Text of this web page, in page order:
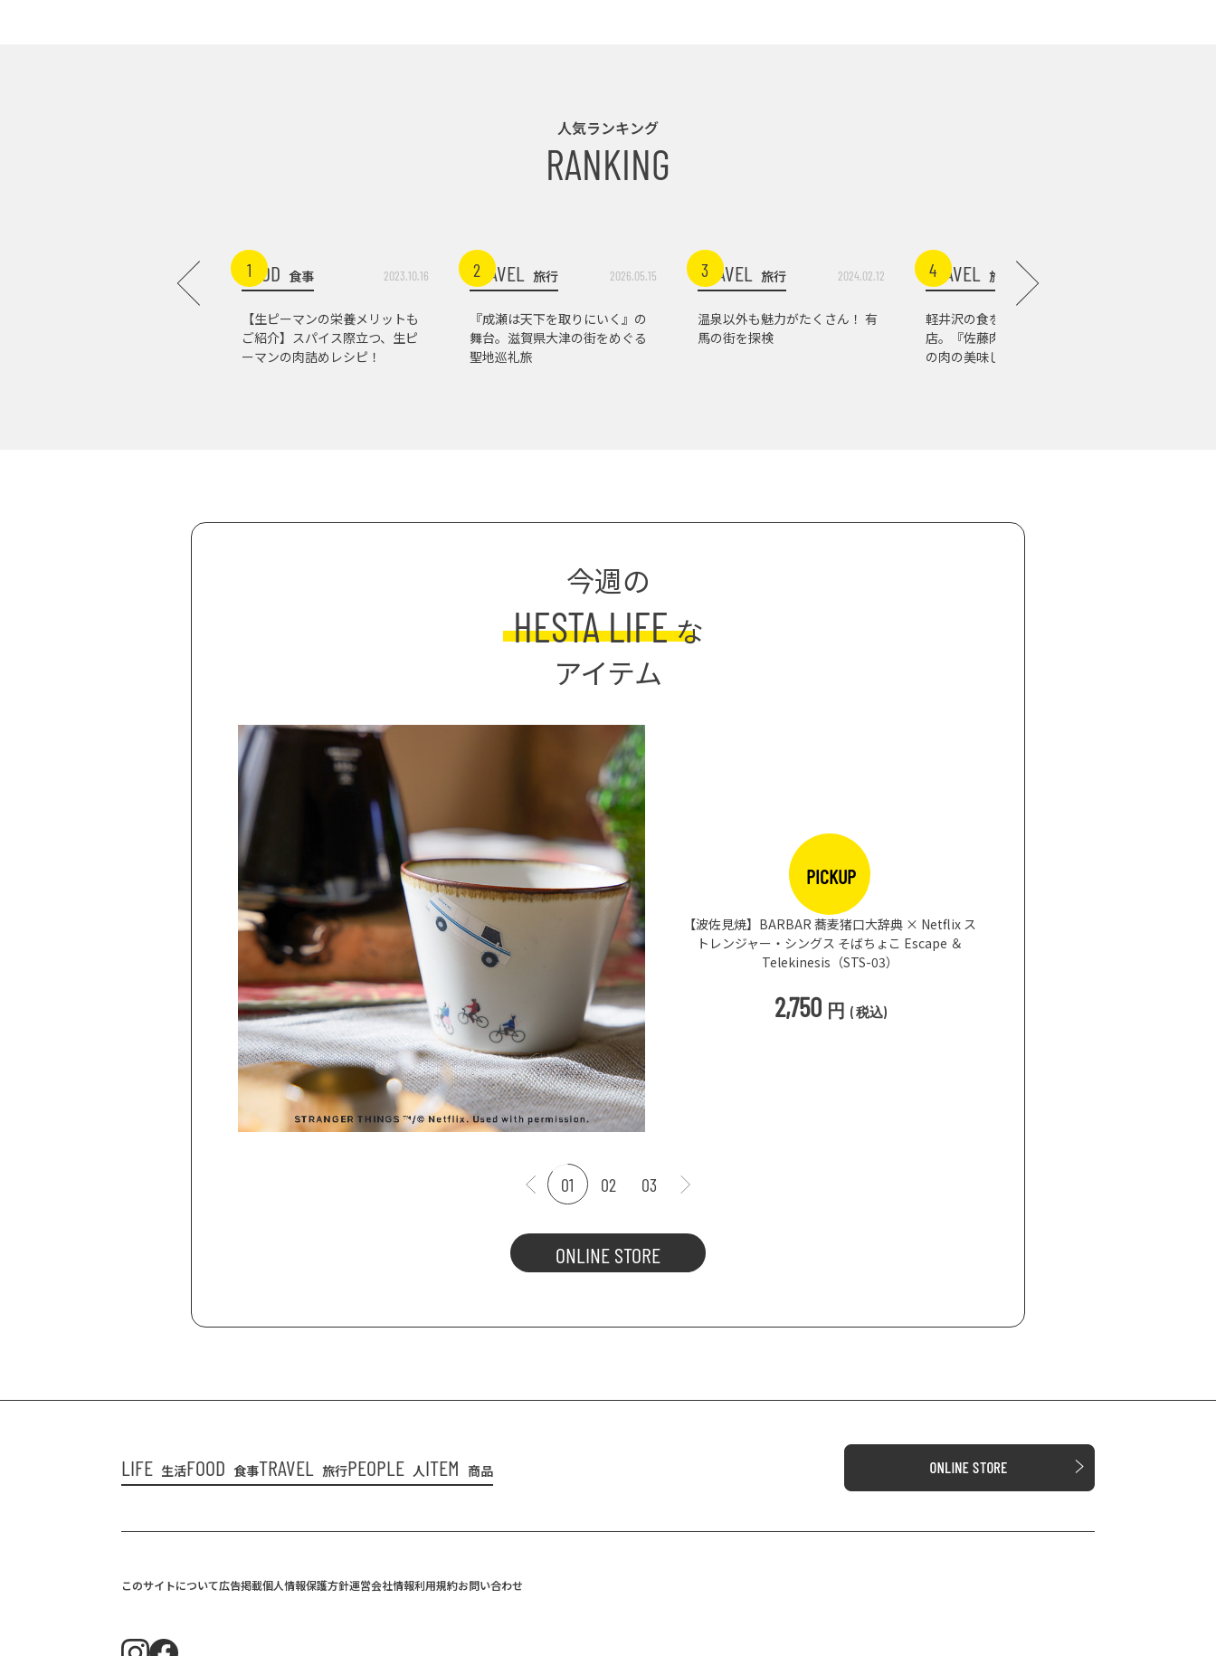
人気ランキング
RANKING
1FOOD 食事 2023.10.16
【生ピーマンの栄養メリットも
ご紹介】スパイス際立つ、生ピ
ーマンの肉詰めレシピ！
2
TRAVEL 旅行 2026.05.15
『成瀬は天下を取りにいく』の
舞台。滋賀県大津の街をめぐる
聖地巡礼旅
3
TRAVEL 旅行 2024.02.12
温泉以外も魅力がたくさん！ 有
馬の街を探検
4
TRAVEL 旅行
軽井沢の食を支える老舗精肉
店。『佐藤肉店』で知る、信州
の肉の美味しさ
今週の
HESTA LIFEな
アイテム
PICKUP
【波佐見焼】BARBAR 蕎麦猪口大辞典 × Netflix ス
トレンジャー・シングス そばちょこ Escape ＆
Telekinesis（STS-03）
2,750 円 (税込)
01 02 03
ONLINE STORE
LIFE 生活FOOD 食事TRAVEL 旅行PEOPLE 人ITEM 商品
このサイトについて広告掲載個人情報保護方針運営会社情報利用規約お問い合わせ